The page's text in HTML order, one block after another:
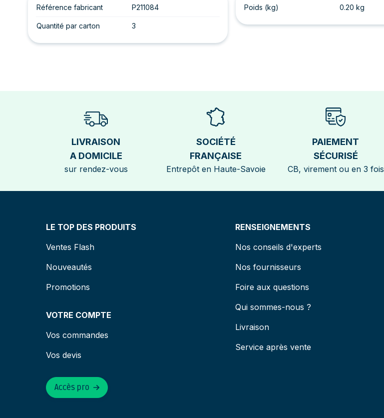
Référence fabricant P211084
Quantité par carton 3
Poids (kg) 0.20 kg
LIVRAISON
A DOMICILE
sur rendez-vous
SOCIÉTÉ
FRANÇAISE
Entrepôt en Haute-Savoie
PAIEMENT
SÉCURISÉ
CB, virement ou en 3 fois
LE TOP DES PRODUITS
Ventes Flash
Nouveautés
Promotions
VOTRE COMPTE
Vos commandes
Vos devis
RENSEIGNEMENTS
Nos conseils d'experts
Nos fournisseurs
Foire aux questions
Qui sommes-nous ?
Livraison
Service après vente
Accès pro